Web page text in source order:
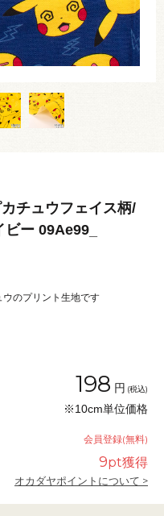
チュウフェイス柄/
ー 09Ae99_
のプリント生地です
198 円 (税込)
※10cm単位価格
会員登録(無料)
9pt獲得
オカダヤポイントについて >